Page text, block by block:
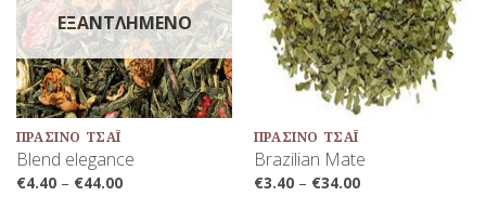
ΕΞΑΝΤΛΗΜΈΝΟ
ΠΡΆΣΙΝΟ ΤΣΆΙ
Blend elegance
€4.40– €44.00
ΠΡΆΣΙΝΟ ΤΣΆΙ
Brazilian Mate
€3.40– €34.00